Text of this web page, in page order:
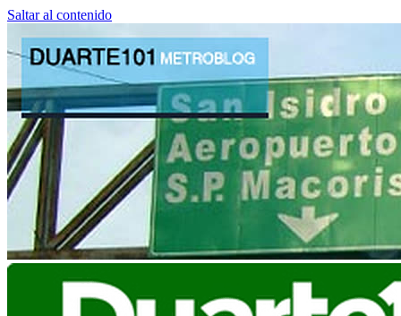
Saltar al contenido